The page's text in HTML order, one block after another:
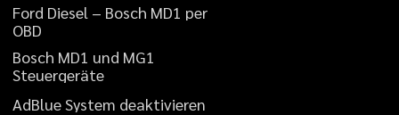
Ford Diesel – Bosch MD1 per
OBD
Bosch MD1 und MG1
Steuergeräte
AdBlueSystem deaktivieren